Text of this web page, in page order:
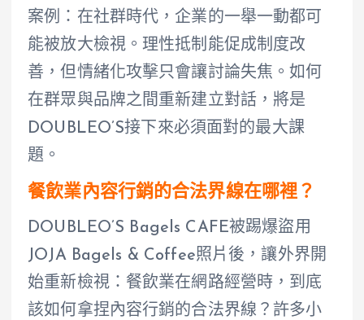
案例：在社群時代，企業的一舉一動都可
能被放大檢視。理性抵制能促成制度改
善，但情緒化攻擊只會讓討論失焦。如何
在群眾與品牌之間重新建立對話，將是
DOUBLEO’S接下來必須面對的最大課
題。
餐飲業內容行銷的合法界線在哪裡？
DOUBLEO’S Bagels CAFE被踢爆盜用
JOJA Bagels & Coffee照片後，讓外界開
始重新檢視：餐飲業在網路經營時，到底
該如何拿捏內容行銷的合法界線？許多小